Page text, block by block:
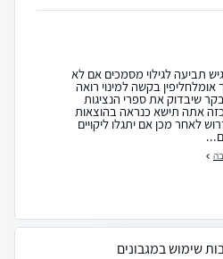
תביעה לגילוי מסמכים אם לא
אומלחליפין בקשה למינוי רואה
שיבדוק את ספרי הנציגות
אתה תישא כנראה בהוצאות
לאחר מכן אם יתגלו ליקויים
שימוש במגבונים